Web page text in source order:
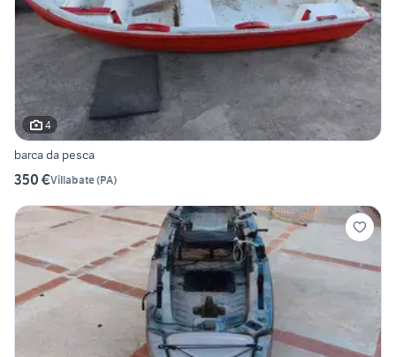
4
barca da pesca
350 €Villabate(PA)